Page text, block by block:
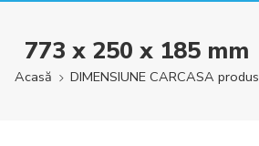
773 x 250 x 185 mm
Acasă DIMENSIUNE CARCASA produs